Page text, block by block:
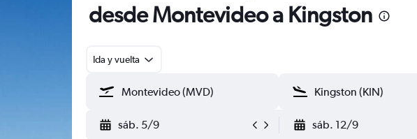
desde Montevideo a Kingston
Ida y vuelta
sáb. 5/9 sáb. 12/9